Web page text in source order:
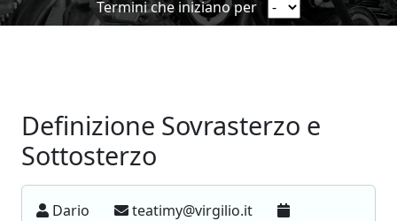
Termini che iniziano per
Definizione Sovrasterzo e
Sottosterzo
Dario
teatimy@virgilio.it